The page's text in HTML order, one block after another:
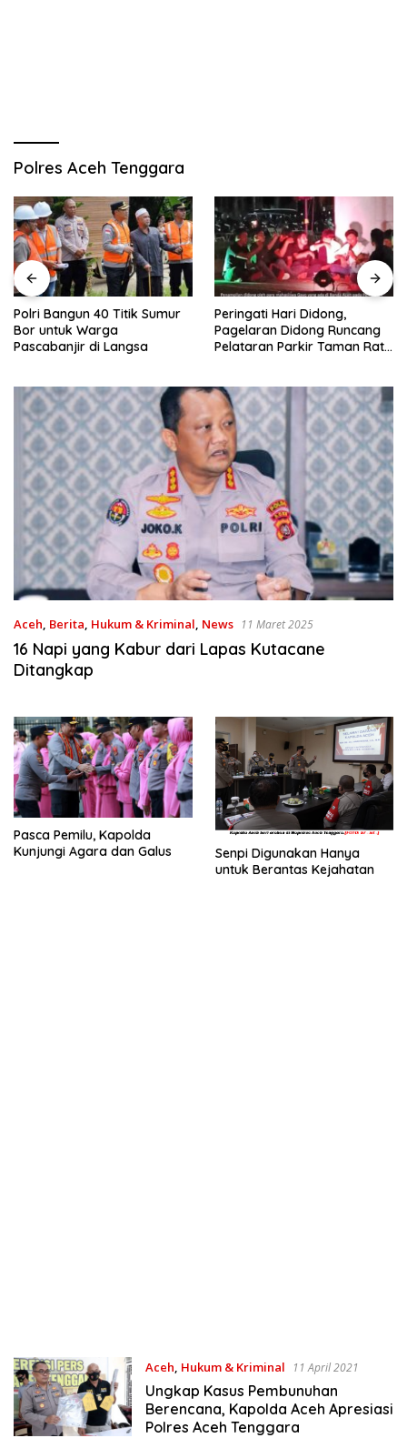
Polres Aceh Tenggara
Polri Bangun 40 Titik Sumur
Bor untuk Warga
Pascabanjir di Langsa
Peringati Hari Didong,
Pagelaran Didong Runcang
Pelataran Parkir Taman Ratu
Aceh, Berita, Hukum & Kriminal, News 11 Maret 2025
16 Napi yang Kabur dari Lapas Kutacane
Ditangkap
Pasca Pemilu, Kapolda
Kunjungi Agara dan Galus
Senpi Digunakan Hanya
untuk Berantas Kejahatan
Aceh, Hukum & Kriminal 11 April 2021
Ungkap Kasus Pembunuhan
Berencana, Kapolda Aceh Apresiasi
Polres Aceh Tenggara